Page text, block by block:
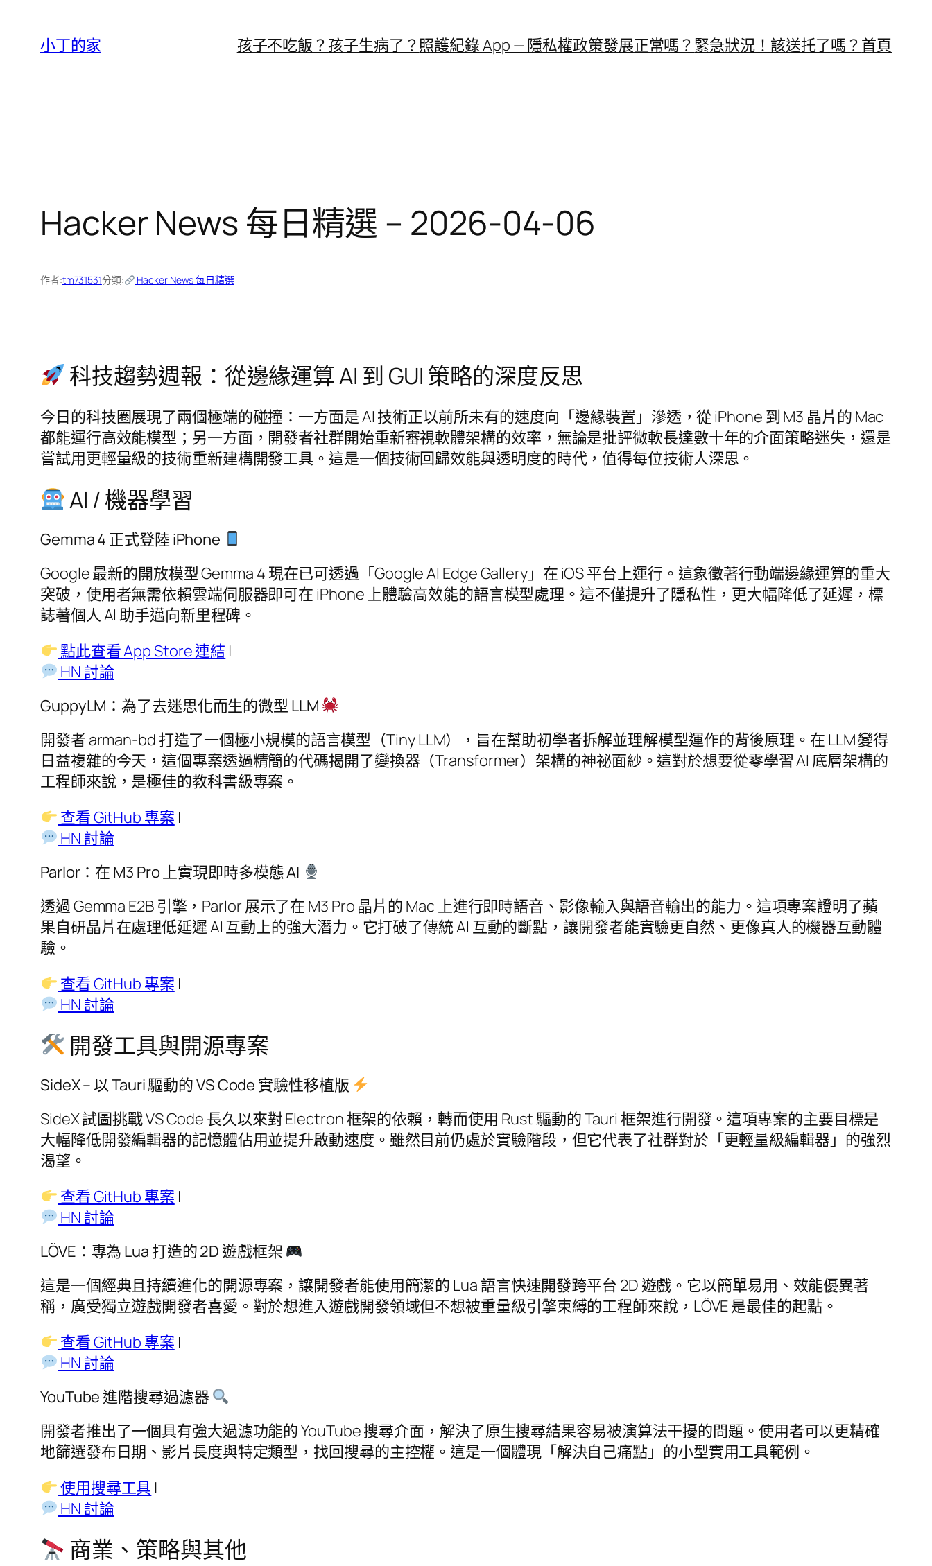
小丁的家 孩子不吃飯？ 孩子生病了？照護紀錄 App — 隱私權政策發展正常嗎？ 緊急狀況！ 該送托了嗎？ 首頁
Hacker News 每日精選 – 2026-04-06
作者:tm731531分類: Hacker News 每日精選
科技趨勢週報：從邊緣運算 AI 到 GUI 策略的深度反思
今日的科技圈展現了兩個極端的碰撞：一方面是 AI 技術正以前所未有的速度向「邊緣裝置」滲透，從 iPhone 到 M3 晶片的 Mac
都能運行高效能模型；另一方面，開發者社群開始重新審視軟體架構的效率，無論是批評微軟長達數十年的介面策略迷失，還是
嘗試用更輕量級的技術重新建構開發工具。這是一個技術回歸效能與透明度的時代，值得每位技術人深思。
AI / 機器學習
Gemma 4 正式登陸 iPhone
Google 最新的開放模型 Gemma 4 現在已可透過「Google AI Edge Gallery」在 iOS 平台上運行。這象徵著行動端邊緣運算的重大
突破，使用者無需依賴雲端伺服器即可在 iPhone 上體驗高效能的語言模型處理。這不僅提升了隱私性，更大幅降低了延遲，標
誌著個人 AI 助手邁向新里程碑。
點此查看 App Store 連結 |
HN 討論
GuppyLM：為了去迷思化而生的微型 LLM
開發者 arman-bd 打造了一個極小規模的語言模型（Tiny LLM），旨在幫助初學者拆解並理解模型運作的背後原理。在 LLM 變得
日益複雜的今天，這個專案透過精簡的代碼揭開了變換器（Transformer）架構的神祕面紗。這對於想要從零學習 AI 底層架構的
工程師來說，是極佳的教科書級專案。
查看 GitHub 專案 |
HN 討論
Parlor：在 M3 Pro 上實現即時多模態 AI
透過 Gemma E2B 引擎，Parlor 展示了在 M3 Pro 晶片的 Mac 上進行即時語音、影像輸入與語音輸出的能力。這項專案證明了蘋
果自研晶片在處理低延遲 AI 互動上的強大潛力。它打破了傳統 AI 互動的斷點，讓開發者能實驗更自然、更像真人的機器互動體
驗。
查看 GitHub 專案 |
HN 討論
開發工具與開源專案
SideX – 以 Tauri 驅動的 VS Code 實驗性移植版
SideX 試圖挑戰 VS Code 長久以來對 Electron 框架的依賴，轉而使用 Rust 驅動的 Tauri 框架進行開發。這項專案的主要目標是
大幅降低開發編輯器的記憶體佔用並提升啟動速度。雖然目前仍處於實驗階段，但它代表了社群對於「更輕量級編輯器」的強烈
渴望。
查看 GitHub 專案 |
HN 討論
LÖVE：專為 Lua 打造的 2D 遊戲框架
這是一個經典且持續進化的開源專案，讓開發者能使用簡潔的 Lua 語言快速開發跨平台 2D 遊戲。它以簡單易用、效能優異著
稱，廣受獨立遊戲開發者喜愛。對於想進入遊戲開發領域但不想被重量級引擎束縛的工程師來說，LÖVE 是最佳的起點。
查看 GitHub 專案 |
HN 討論
YouTube 進階搜尋過濾器
開發者推出了一個具有強大過濾功能的 YouTube 搜尋介面，解決了原生搜尋結果容易被演算法干擾的問題。使用者可以更精確
地篩選發布日期、影片長度與特定類型，找回搜尋的主控權。這是一個體現「解決自己痛點」的小型實用工具範例。
使用搜尋工具 |
HN 討論
商業、策略與其他